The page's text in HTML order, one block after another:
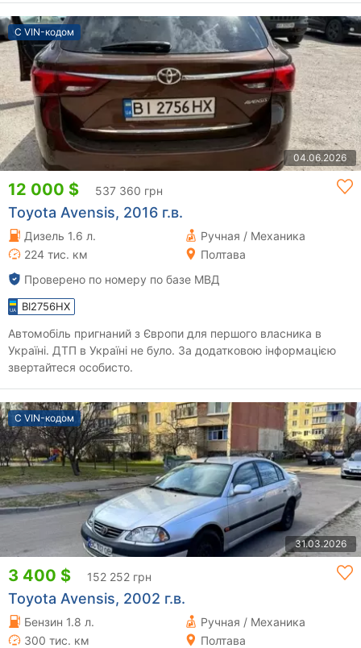
С VIN-кодом
04.06.2026
12 000 $ 537 360 грн
Toyota Avensis, 2016 г.в.
Дизель 1.6 л.
Ручная / Механика
224 тис. км
Полтава
Проверено по номеру по базе МВД
BI2756HX
Автомобіль пригнаний з Європи для першого власника в
Україні. ДТП в Україні не було. За додатковою інформацією
звертайтеся особисто.
С VIN-кодом
31.03.2026
3 400 $ 152 252 грн
Toyota Avensis, 2002 г.в.
Бензин 1.8 л.
Ручная / Механика
300 тис. км
Полтава